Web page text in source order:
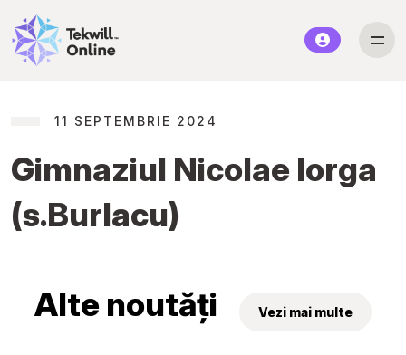
11 SEPTEMBRIE 2024
Gimnaziul Nicolae Iorga
(s.Burlacu)
Alte noutăți Vezi mai multe